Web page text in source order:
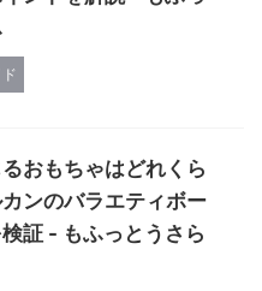
おもちゃはどれくら
ンのバラエティボー
証 - もふっとうさら